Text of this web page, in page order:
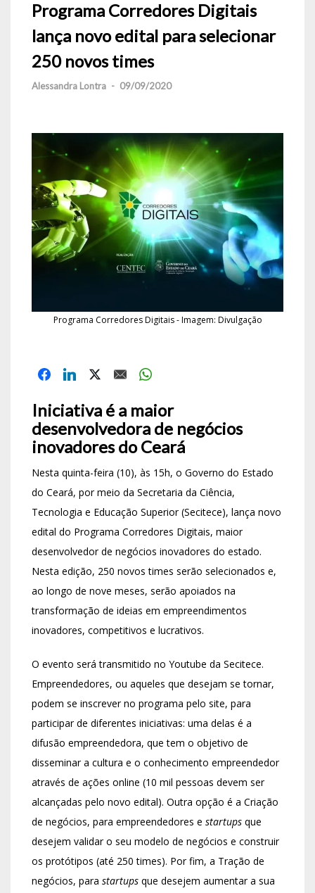
Programa Corredores Digitais
lança novo edital para selecionar
250 novos times
Alessandra Lontra - 09/09/2020
Programa Corredores Digitais - Imagem: Divulgação
Iniciativa é a maior
desenvolvedora de negócios
inovadores do Ceará
Nesta quinta-feira (10), às 15h, o Governo do Estado
do Ceará, por meio da Secretaria da Ciência,
Tecnologia e Educação Superior (Secitece), lança novo
edital do Programa Corredores Digitais, maior
desenvolvedor de negócios inovadores do estado.
Nesta edição, 250 novos times serão selecionados e,
ao longo de nove meses, serão apoiados na
transformação de ideias em empreendimentos
inovadores, competitivos e lucrativos.
O evento será transmitido no Youtube da Secitece.
Empreendedores, ou aqueles que desejam se tornar,
podem se inscrever no programa pelo site, para
participar de diferentes iniciativas: uma delas é a
difusão empreendedora, que tem o objetivo de
disseminar a cultura e o conhecimento empreendedor
através de ações online (10 mil pessoas devem ser
alcançadas pelo novo edital). Outra opção é a Criação
de negócios, para empreendedores e startups que
desejem validar o seu modelo de negócios e construir
os protótipos (até 250 times). Por fim, a Tração de
negócios, para startups que desejem aumentar a sua